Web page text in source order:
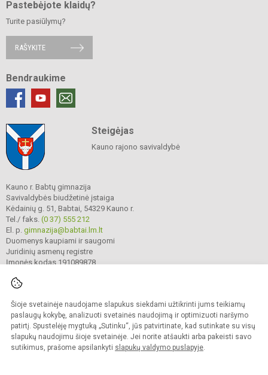
Šioje svetainėje naudojame slapukus siekdami užtikrinti jums teikiamų
paslaugų kokybę, analizuoti svetainės naudojimą ir optimizuoti naršymo
patirtį. Spustelėję mygtuką „Sutinku“, jūs patvirtinate, kad sutinkate su visų
slapukų naudojimu šioje svetainėje. Jei norite atšaukti arba pakeisti savo
sutikimus, prašome apsilankyti slapukų valdymo puslapyje.
Pastebėjote klaidų?
Turite pasiūlymų?
RAŠYKITE
Bendraukime
Steigėjas
Kauno rajono savivaldybė
Kauno r. Babtų gimnazija
Savivaldybės biudžetinė įstaiga
Kėdainių g. 51, Babtai, 54329 Kauno r.
Tel./ faks. (0 37) 555 212
El. p. gimnazija@babtai.lm.lt
Duomenys kaupiami ir saugomi
Juridinių asmenų registre
Įmonės kodas 191089878
© 2025. Kauno r. Babtų gimnazija. Visos teisės saugomos.
Kopijuoti turinį be raštiško gimnazijos sutikimo griežtai draudžiama.
Prieinamumo paraiška Slapukų politika
Sumanus būdas atnaujinti